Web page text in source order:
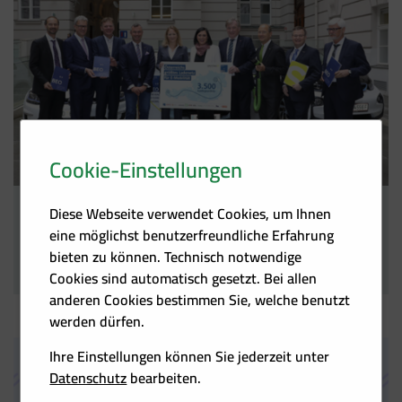
Foto: © BEÖ/APA-Fotoservice/Schedl
3.500 öffentlich zugängliche Ladepunkte
Österreich hat damit eines der dichtesten Ladenetze Europas
16.05.2019
Cookie-Einstellungen
Diese Webseite verwendet Cookies, um Ihnen
eine möglichst benutzerfreundliche Erfahrung
bieten zu können. Technisch notwendige
Cookies sind automatisch gesetzt. Bei allen
anderen Cookies bestimmen Sie, welche benutzt
werden dürfen.
Ihre Einstellungen können Sie jederzeit unter
Datenschutzbearbeiten.